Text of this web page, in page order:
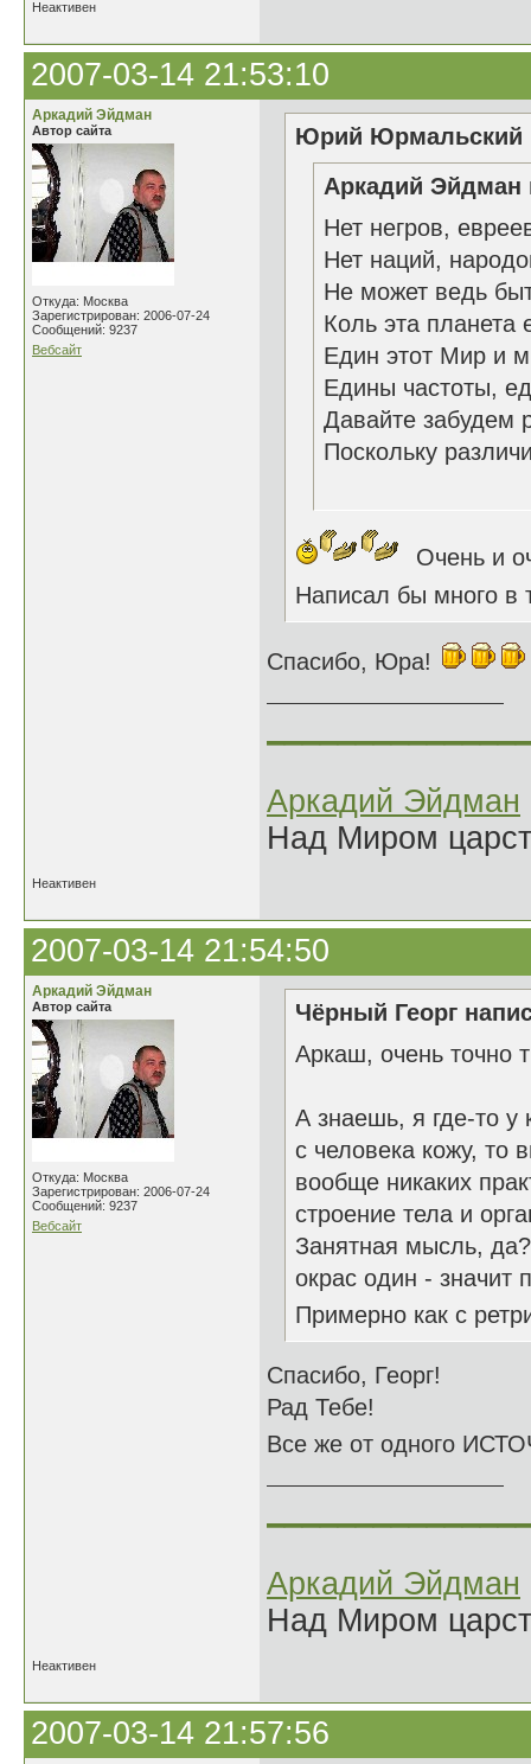
Неактивен
2007-03-14 21:53:10
Аркадий Эйдман
Автор сайта
Откуда: Москва
Зарегистрирован: 2006-07-24
Сообщений: 9237
Вебсайт
Юрий Юрмальский
Аркадий Эйдман
Нет негров,
Нет наций,
Не может ведь
Коль эта планета
Един этот Мир и
Едины частоты,
Давайте забудем
Поскольку
Очень и
Написал бы много
Спасибо, Юра!
Аркадий Эйдман
Над Миром
Неактивен
2007-03-14 21:54:50
Аркадий Эйдман
Автор сайта
Откуда: Москва
Зарегистрирован: 2006-07-24
Сообщений: 9237
Вебсайт
Чёрный Георг
Аркаш, очень точно
А знаешь, я где-то у
с человека кожу, то
вообще никаких
строение тела и
Занятная мысль,
окрас один - значит
Примерно как с
Спасибо, Георг!
Рад Тебе!
Все же от одного
Аркадий Эйдман
Над Миром
Неактивен
2007-03-14 21:57:56